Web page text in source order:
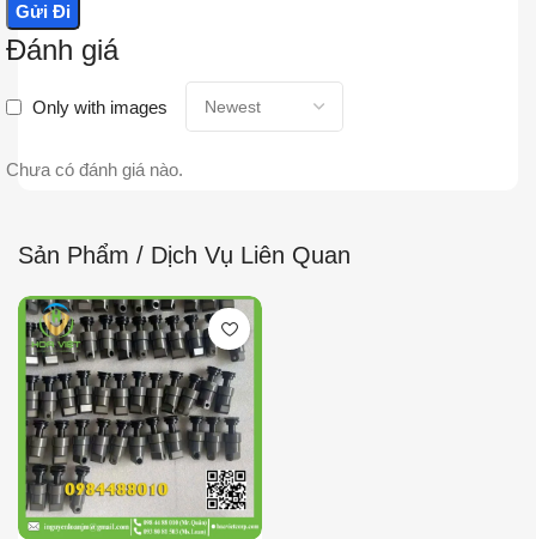
Đánh giá
Only with images
Chưa có đánh giá nào.
Sản Phẩm / Dịch Vụ Liên Quan